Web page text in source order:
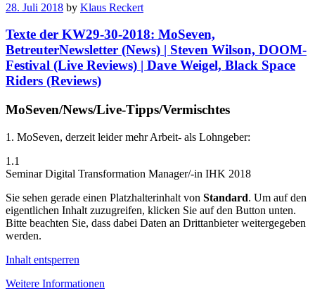
28. Juli 2018 by Klaus Reckert
Texte der KW29-30-2018: MoSeven,
BetreuterNewsletter (News) | Steven Wilson, DOOM-
Festival (Live Reviews) | Dave Weigel, Black Space
Riders (Reviews)
MoSeven/News/Live-Tipps/Vermischtes
1. MoSeven, derzeit leider mehr Arbeit- als Lohngeber:
1.1
Seminar Digital Transformation Manager/-in IHK 2018
Sie sehen gerade einen Platzhalterinhalt von Standard. Um auf den
eigentlichen Inhalt zuzugreifen, klicken Sie auf den Button unten.
Bitte beachten Sie, dass dabei Daten an Drittanbieter weitergegeben
werden.
Inhalt entsperren
Weitere Informationen